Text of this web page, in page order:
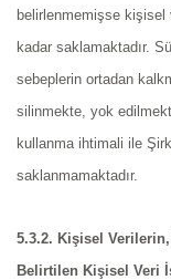
belirlenmemişse
kadar saklamaktadır.
sebeplerin ortadan
silinmekte, yok
kullanma ihtimali ile
saklanmamaktadır.
5.3.2. Kişisel
Belirtilen Kişisel Veri